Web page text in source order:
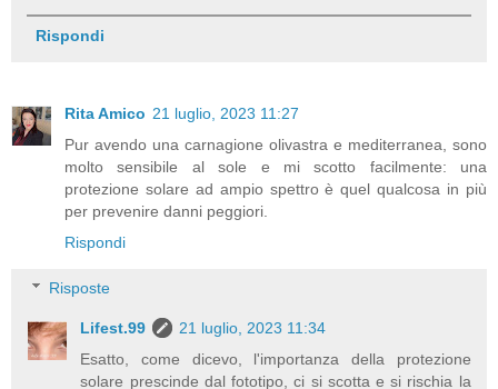
Rispondi
Rita Amico 21 luglio, 2023 11:27
Pur avendo una carnagione olivastra e mediterranea, sono
molto sensibile al sole e mi scotto facilmente: una
protezione solare ad ampio spettro è quel qualcosa in più
per prevenire danni peggiori.
Rispondi
Risposte
Lifest.99
21 luglio, 2023 11:34
Esatto, come dicevo, l'importanza della protezione
solare prescinde dal fototipo, ci si scotta e si rischia la